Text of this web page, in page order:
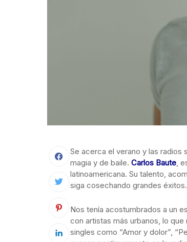
Se acerca el verano y las radios
magia y de baile. Carlos Baute,
latinoamericana. Su talento,
siga cosechando grandes éxitos.
Nos tenía acostumbrados a un
con artistas más urbanos, lo
singles como “Amor y dolor”,